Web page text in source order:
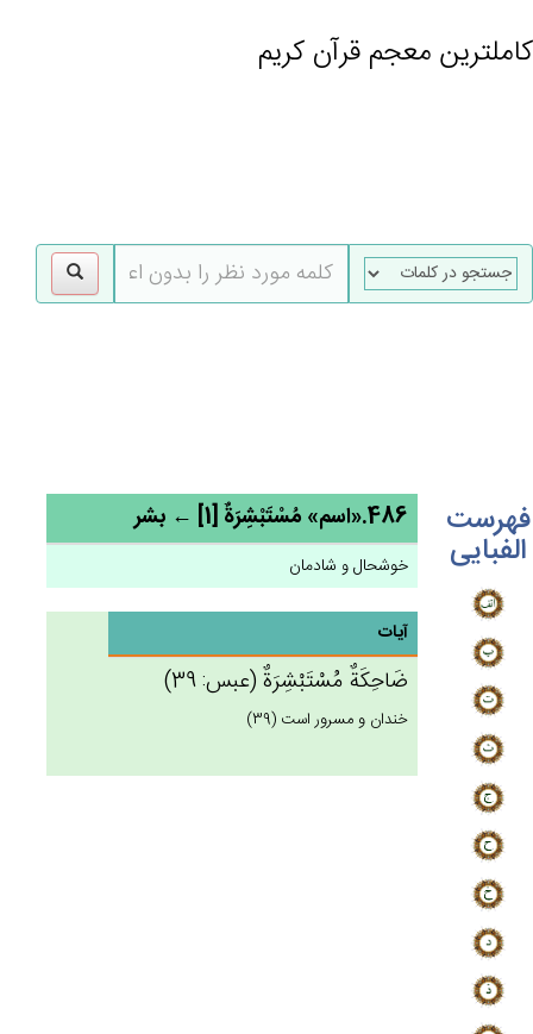
کاملترین معجم قرآن کریم
فهرست
الفبایی
486.«اسم» مُسْتَبْشِرَة‌ٌ [1] ← بشر
خوشحال و شادمان
آیات
ضَاحِكَة‌ٌ مُسْتَبْشِرَة‌ٌ (عبس: 39)
خندان و مسرور است (39)